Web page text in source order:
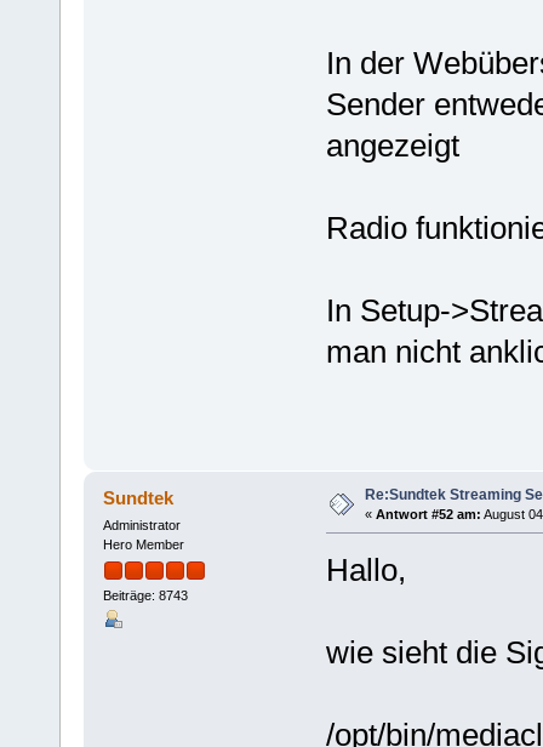
In der
Sender
angezeigt
Radio
In Setup-
man nicht
Sundtek
Administrator
Hero Member
Beiträge: 8743
Re:Sundtek Streaming
« Antwort #52 am: August
Hallo,
wie sieht die
/opt/bin/